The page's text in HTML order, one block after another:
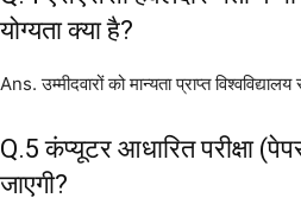
योग्यता क्या है?
Ans. उम्मीदवारों को मान्यता प्राप्त
Q.5 कंप्यूटर आधारित परीक्षा
जाएगी?